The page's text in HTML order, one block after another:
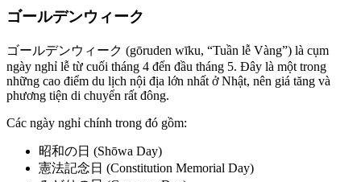
ゴールデンウィーク
ゴールデンウィーク (gōruden wīku, “Tuần lễ Vàng”) là cụm
ngày nghỉ lễ từ cuối tháng 4 đến đầu tháng 5. Đây là một trong
những cao điểm du lịch nội địa lớn nhất ở Nhật, nên giá tăng và
phương tiện di chuyển rất đông.
Các ngày nghỉ chính trong đó gồm:
昭和の日 (Shōwa Day)
憲法記念日 (Constitution Memorial Day)